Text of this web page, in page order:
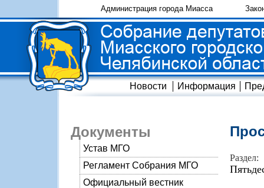
Администрация города Миасса
Новости Информация
Документы
Устав МГО
Регламент Собрания МГО
Официальный вестник
Раздел: